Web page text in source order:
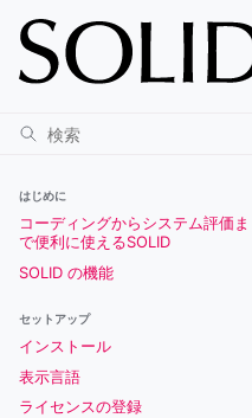
はじめに
コーディングからシステム評価ま
で便利に使えるSOLID
SOLID の機能
セットアップ
インストール
表示言語
ライセンスの登録